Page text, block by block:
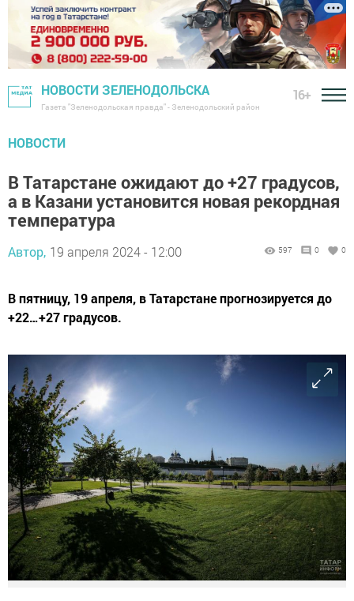
НОВОСТИ ЗЕЛЕНОДОЛЬСКА
Газета "Зеленодольская правда" - Зеленодольский район
16+
НОВОСТИ
В Татарстане ожидают до +27 градусов,
а в Казани установится новая рекордная
температура
Автор, 19 апреля 2024 - 12:00 597 0 0
В пятницу, 19 апреля, в Татарстане прогнозируется до
+22…+27 градусов.